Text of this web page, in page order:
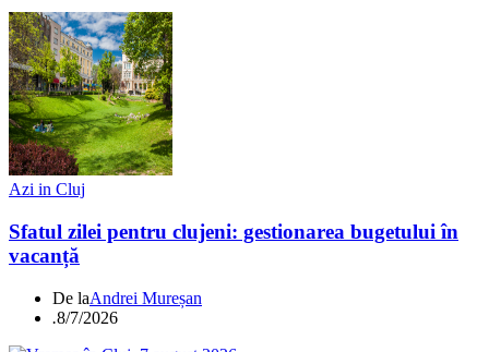
Azi in Cluj
Sfatul zilei pentru clujeni: gestionarea bugetului în
vacanță
De laAndrei Mureșan
.8/7/2026